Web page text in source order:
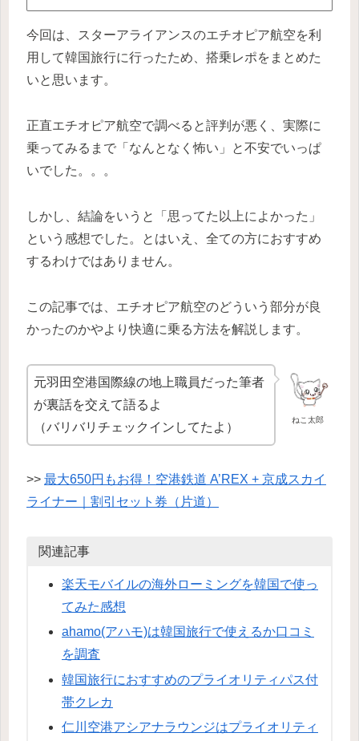
今回は、スターアライアンスのエチオピア航空を利
用して韓国旅行に行ったため、搭乗レポをまとめた
いと思います。
正直エチオピア航空で調べると評判が悪く、実際に
乗ってみるまで「なんとなく怖い」と不安でいっぱ
いでした。。。
しかし、結論をいうと「思ってた以上によかった」
という感想でした。とはいえ、全ての方におすすめ
するわけではありません。
この記事では、エチオピア航空のどういう部分が良
かったのかやより快適に乗る方法を解説します。
ねこ太郎
元羽田空港国際線の地上職員だった筆者
が裏話を交えて語るよ
（バリバリチェックインしてたよ）
>> 最大650円もお得！空港鉄道 A’REX + 京成スカイ
ライナー｜割引セット券（片道）
関連記事
楽天モバイルの海外ローミングを韓国で使っ
てみた感想
ahamo(アハモ)は韓国旅行で使えるか口コミ
を調査
韓国旅行におすすめのプライオリティパス付
帯クレカ
仁川空港アシアナラウンジはプライオリティ